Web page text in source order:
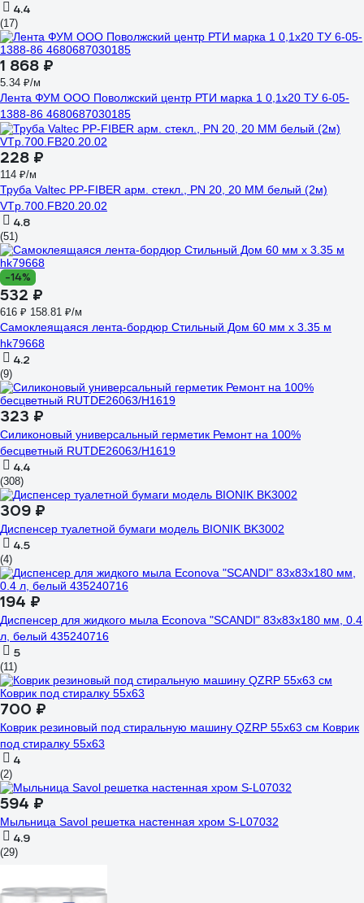
4.4
(17)
1 868 ₽
5.34 ₽/м
Лента ФУМ ООО Поволжский центр РТИ марка 1 0,1x20 ТУ 6-05-
1388-86 4680687030185
228 ₽
114 ₽/м
Труба Valtec PP-FIBER арм. стекл., PN 20, 20 MM белый (2м)
VTp.700.FB20.20.02
4.8
(51)
-14%
532 ₽
616 ₽ 158.81 ₽/м
Самоклеящаяся лента-бордюр Стильный Дом 60 мм х 3.35 м
hk79668
4.2
(9)
323 ₽
Силиконовый универсальный герметик Ремонт на 100%
бесцветный RUTDE26063/H1619
4.4
(308)
309 ₽
Диспенсер туалетной бумаги модель BIONIK BK3002
4.5
(4)
194 ₽
Диспенсер для жидкого мыла Econova "SCANDI" 83x83x180 мм, 0.4
л, белый 435240716
5
(11)
700 ₽
Коврик резиновый под стиральную машину QZRP 55x63 см Коврик
под стиралку 55х63
4
(2)
594 ₽
Мыльница Savol решетка настенная хром S-L07032
4.9
(29)